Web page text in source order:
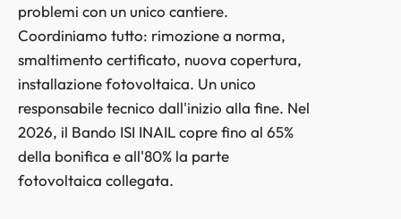
problemi con un unico cantiere.
Coordiniamo tutto: rimozione a norma,
smaltimento certificato, nuova copertura,
installazione fotovoltaica. Un unico
responsabile tecnico dall'inizio alla fine. Nel
2026, il Bando ISI INAIL copre fino al 65%
della bonifica e all'80% la parte
fotovoltaica collegata.